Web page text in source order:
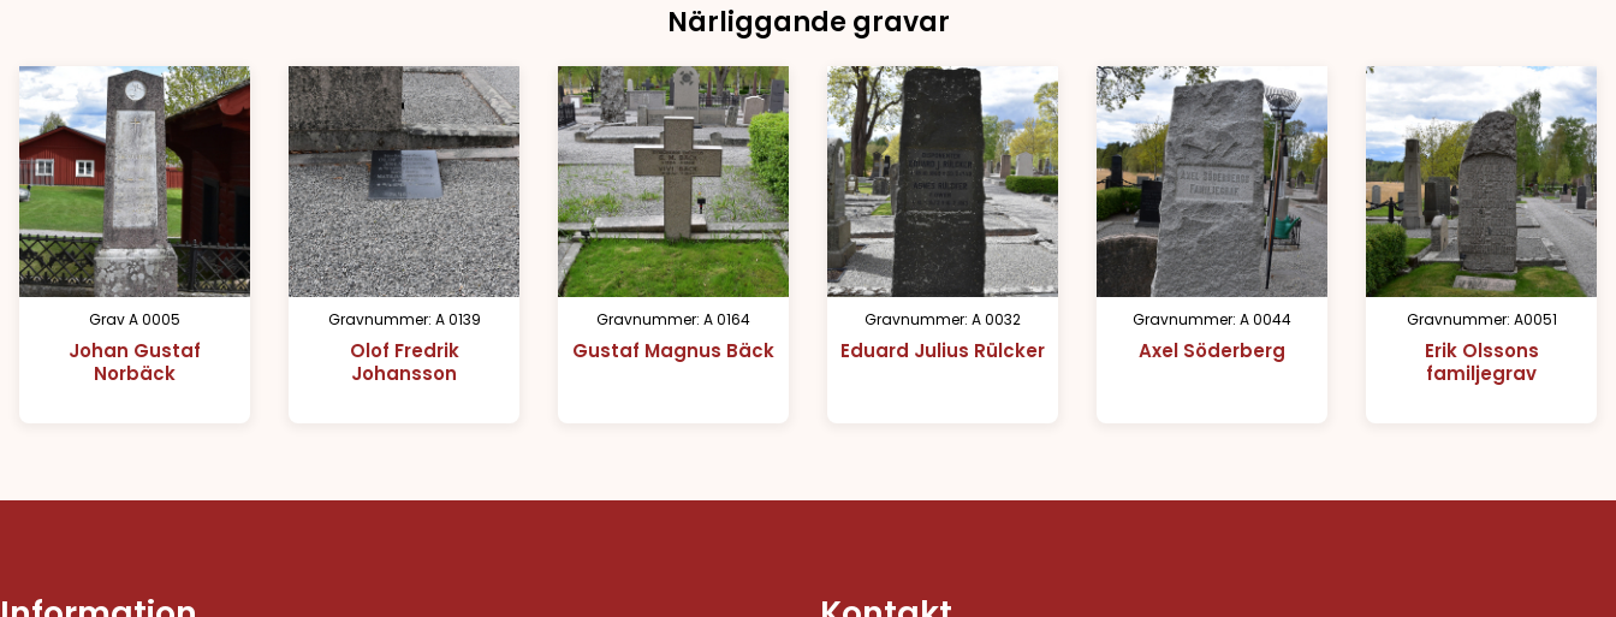
Närliggande gravar
Grav A 0005
Johan Gustaf
Norbäck
Gravnummer: A 0139
Olof Fredrik
Johansson
Gravnummer: A 0164
Gustaf Magnus Bäck
Gravnummer: A 0032
Eduard Julius Rülcker
Gravnummer: A 0044
Axel Söderberg
Gravnummer: A0051
Erik Olssons
familjegrav